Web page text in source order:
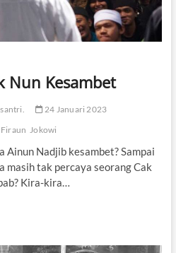
Nun Kesambet
24 Januari 2023
Firaun Jokowi
Ainun Nadjib kesambet? Sampai
masih tak percaya seorang Cak
Kira-kira…